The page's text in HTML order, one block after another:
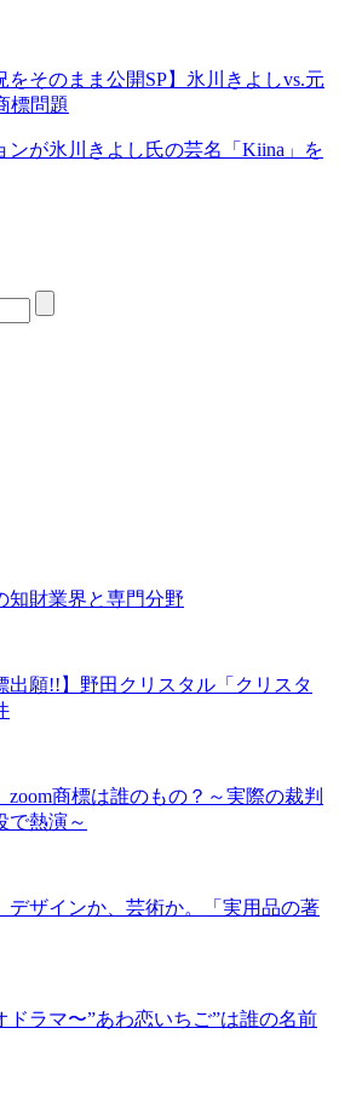
をそのまま公開SP】氷川きよしvs.元
標問題
ンが氷川きよし氏の芸名「Kiina」を
知財業界と専門分野
出願!!】野田クリスタル「クリスタ
zoom商標は誰のもの？～実際の裁判
で熱演～
デザインか、芸術か。「実用品の著
ドラマ〜”あわ恋いちご”は誰の名前